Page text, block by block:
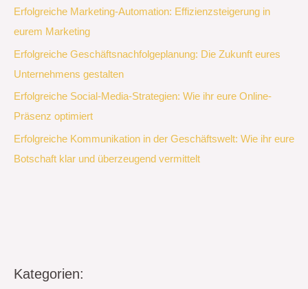
Erfolgreiche Marketing-Automation: Effizienzsteigerung in
eurem Marketing
Erfolgreiche Geschäftsnachfolgeplanung: Die Zukunft eures
Unternehmens gestalten
Erfolgreiche Social-Media-Strategien: Wie ihr eure Online-
Präsenz optimiert
Erfolgreiche Kommunikation in der Geschäftswelt: Wie ihr eure
Botschaft klar und überzeugend vermittelt
Kategorien: